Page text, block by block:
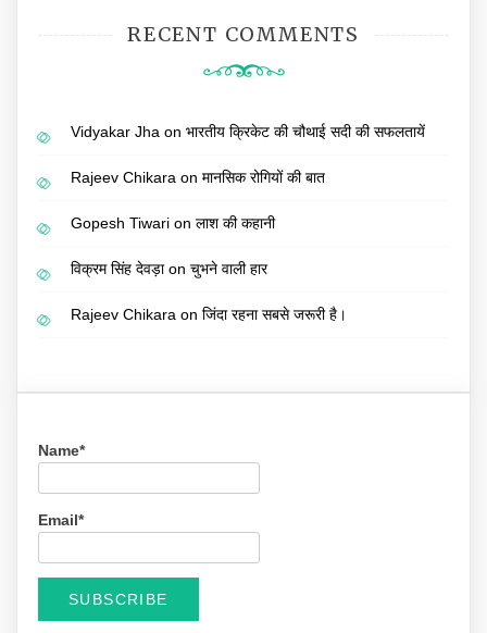
RECENT COMMENTS
Vidyakar Jha on भारतीय क्रिकेट की चौथाई सदी की सफलतायें
Rajeev Chikara on मानसिक रोगियों की बात
Gopesh Tiwari on लाश की कहानी
विक्रम सिंह देवड़ाon चुभने वाली हार
Rajeev Chikara on जिंदा रहना सबसे जरूरी है।
Name*
Email*